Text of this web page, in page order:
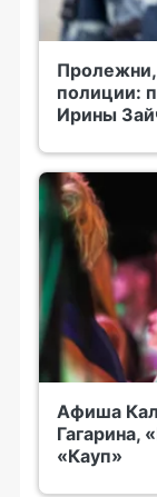
полиции:
Ирины
Афиша
Гагарина,
«Кауп»